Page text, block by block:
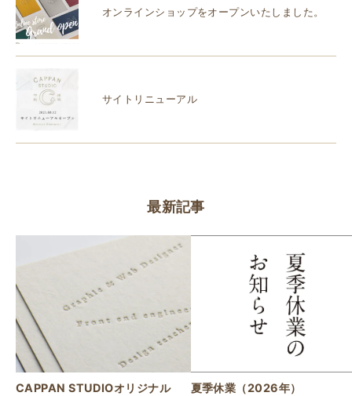
オンラインショップをオープンいたしました。
サイトリニューアル
最新記事
CAPPAN STUDIOオリジナル
夏季休業（2026年）